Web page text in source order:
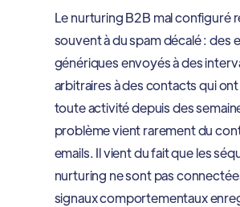
Le nurturing B2B mal configuré
souvent à du spam décalé : des
génériques envoyés à des
arbitraires à des contacts qui
toute activité depuis des
problème vient rarement du
emails. Il vient du fait que les
nurturing ne sont pas
signaux comportementaux